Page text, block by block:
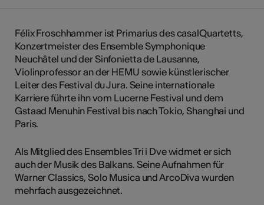
Félix Froschhammer ist Primarius des casalQuartetts,
Konzertmeister des Ensemble Symphonique
Neuchâtel und der Sinfonietta de Lausanne,
Violinprofessor an der HEMU sowie künstlerischer
Leiter des Festival du Jura. Seine internationale
Karriere führte ihn vom Lucerne Festival und dem
Gstaad Menuhin Festival bis nach Tokio, Shanghai und
Paris.
Als Mitglied des Ensembles Tri i Dve widmet er sich
auch der Musik des Balkans. Seine Aufnahmen für
Warner Classics, Solo Musica und ArcoDiva wurden
mehrfach ausgezeichnet.